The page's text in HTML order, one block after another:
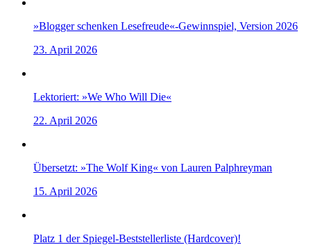
»Blogger schenken Lesefreude«-Gewinnspiel, Version 2026
23. April 2026
Lektoriert: »We Who Will Die«
22. April 2026
Übersetzt: »The Wolf King« von Lauren Palphreyman
15. April 2026
Platz 1 der Spiegel-Beststellerliste (Hardcover)!